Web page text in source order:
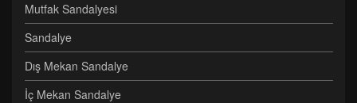
Mutfak Sandalyesi
Sandalye
Dış Mekan Sandalye
İç Mekan Sandalye